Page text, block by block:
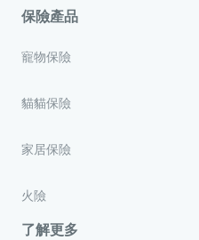
保險產品
寵物保險
貓貓保險
家居保險
火險
了解更多